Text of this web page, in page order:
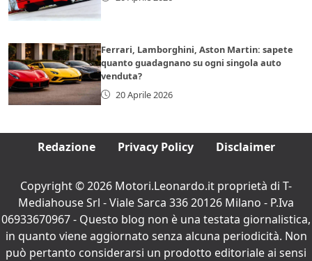
Ferrari, Lamborghini, Aston Martin: sapete
quanto guadagnano su ogni singola auto
venduta?
20 Aprile 2026
Redazione Privacy Policy Disclaimer
Copyright © 2026 Motori.Leonardo.it proprietà di T-
Mediahouse Srl - Viale Sarca 336 20126 Milano - P.Iva
06933670967 - Questo blog non è una testata giornalistica,
in quanto viene aggiornato senza alcuna periodicità. Non
può pertanto considerarsi un prodotto editoriale ai sensi